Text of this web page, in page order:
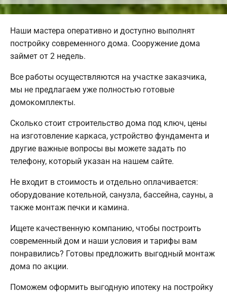
Наши мастера оперативно и доступно выполнят
постройку современного дома. Сооружение дома
займет от 2 недель.
Все работы осуществляются на участке заказчика,
мы не предлагаем уже полностью готовые
домокомплекты.
Сколько стоит строительство дома под ключ, цены
на изготовление каркаса, устройство фундамента и
другие важные вопросы вы можете задать по
телефону, который указан на нашем сайте.
Не входит в стоимость и отдельно оплачивается:
оборудование котельной, санузла, бассейна, сауны, а
также монтаж печки и камина.
Ищете качественную компанию, чтобы построить
современный дом и наши условия и тарифы вам
понравились? Готовы предложить выгодный монтаж
дома по акции.
Поможем оформить выгодную ипотеку на постройку